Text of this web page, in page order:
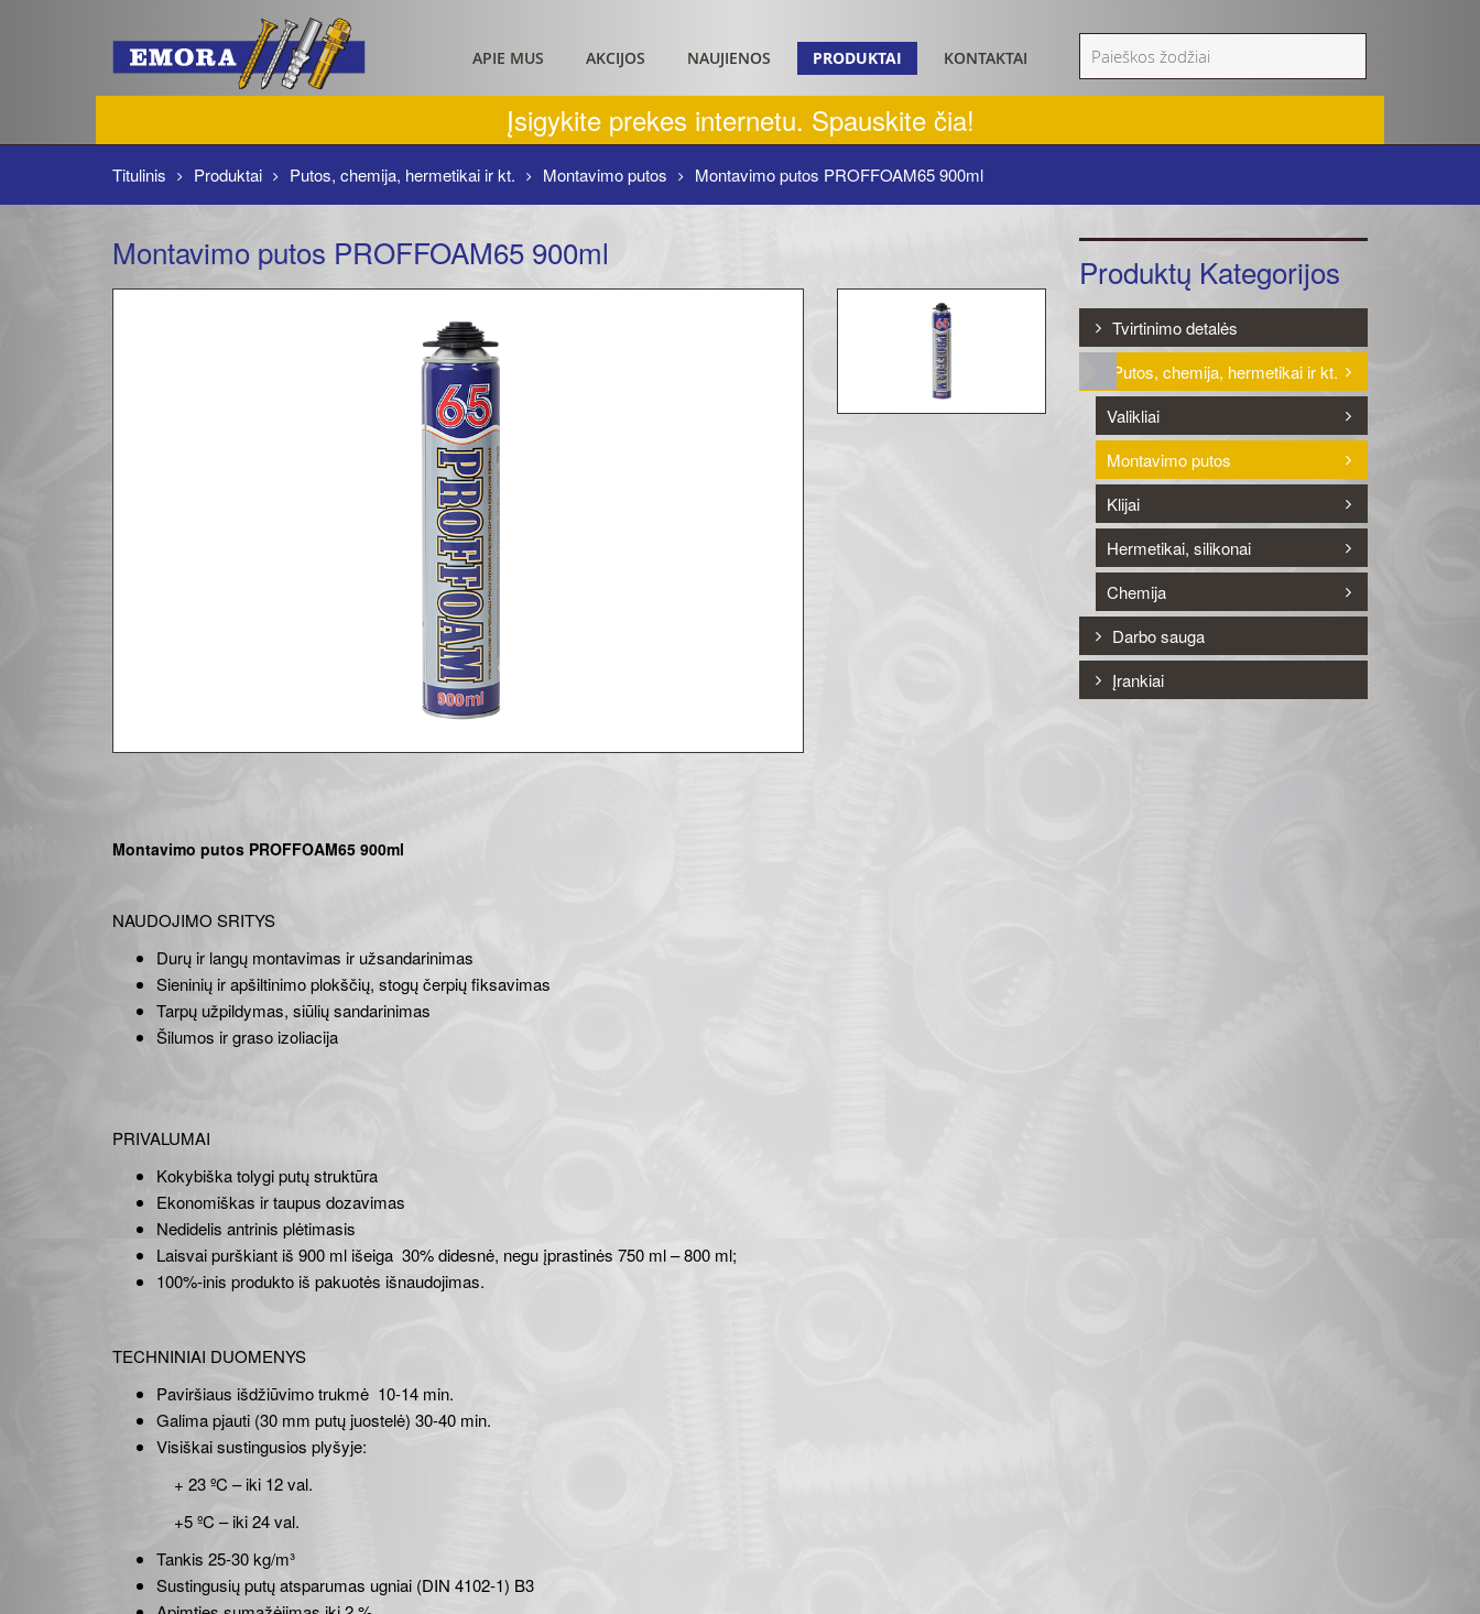
APIE MUS AKCIJOS NAUJIENOS PRODUKTAI KONTAKTAI
Įsigykite prekes internetu. Spauskite čia!
Titulinis Produktai Putos, chemija, hermetikai ir kt. Montavimo putos Montavimo putos PROFFOAM65 900ml
Montavimo putos PROFFOAM65 900ml
Montavimo putos PROFFOAM65 900ml
NAUDOJIMO SRITYS
Durų ir langų montavimas ir užsandarinimas
Sieninių ir apšiltinimo plokščių, stogų čerpių fiksavimas
Tarpų užpildymas, siūlių sandarinimas
Šilumos ir graso izoliacija
PRIVALUMAI
Kokybiška tolygi putų struktūra
Ekonomiškas ir taupus dozavimas
Nedidelis antrinis plėtimasis
Laisvai purškiant iš 900 ml išeiga 30% didesnė, negu įprastinės 750 ml – 800 ml;
100%-inis produkto iš pakuotės išnaudojimas.
TECHNINIAI DUOMENYS
Paviršiaus išdžiūvimo trukmė 10-14 min.
Galima pjauti (30 mm putų juostelė) 30-40 min.
Visiškai sustingusios plyšyje:
+ 23 ºC – iki 12 val.
+5 ºC – iki 24 val.
Tankis 25-30 kg/m³
Sustingusių putų atsparumas ugniai (DIN 4102-1) B3
Produktų Kategorijos
Tvirtinimo detalės
Putos, chemija, hermetikai ir kt.
Valikliai
Montavimo putos
Klijai
Hermetikai, silikonai
Chemija
Darbo sauga
Įrankiai